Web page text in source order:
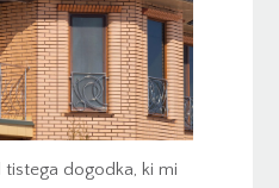
dogodka, ki mi